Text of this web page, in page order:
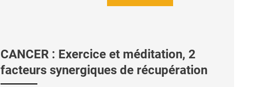
CANCER : Exercice et méditation, 2
facteurs synergiques de récupération